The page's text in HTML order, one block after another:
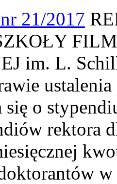
21/2017
im. L.
się o
rektora